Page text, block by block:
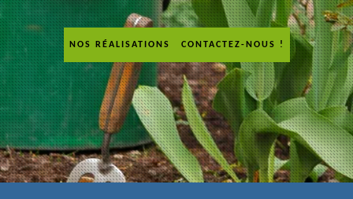
NOS RÉALISATIONS CONTACTEZ-NOUS !